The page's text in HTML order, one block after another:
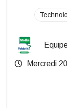
Mercredi